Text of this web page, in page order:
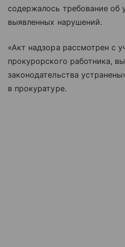
содержалось требование об
выявленных нарушений.
«Акт надзора рассмотрен с
прокурорского работника,
законодательства
в прокуратуре.